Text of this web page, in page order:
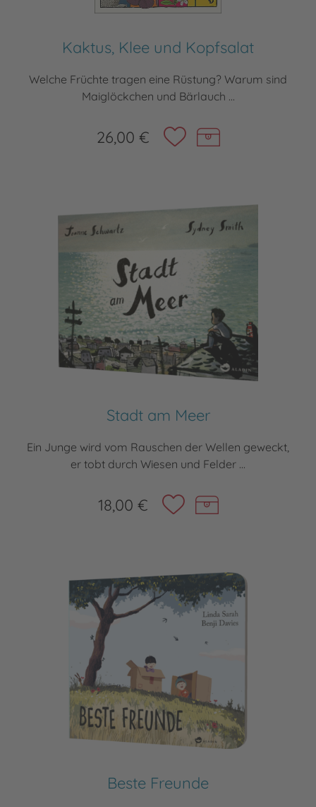
Kaktus, Klee und Kopfsalat
Welche Früchte tragen eine Rüstung? Warum sind
Maiglöckchen und Bärlauch ...
26,00 €
Stadt am Meer
Ein Junge wird vom Rauschen der Wellen geweckt,
er tobt durch Wiesen und Felder ...
18,00 €
Beste Freunde